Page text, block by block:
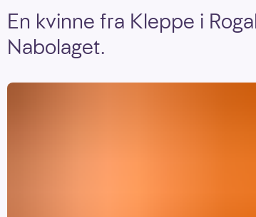
En kvinne fra Kleppe i
Nabolaget.